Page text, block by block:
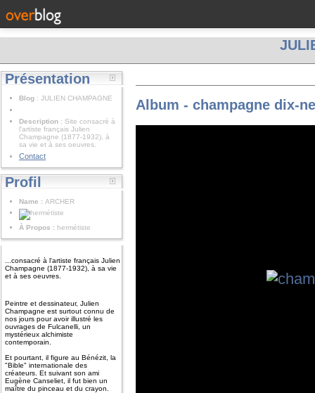
Présentation
Blog : JULIEN CHAMPAGNE
Description : Site consacré à
l'artiste français Julien
Champagne (1877-1932), à
sa vie et à ses oeuvres.
Contact
Profil
Name : ARCHER
À Propos : hermétiste
...consacré à l'artiste français Julien
Champagne (1877-1932), à sa vie
et à ses oeuvres.
Peintre et dessinateur, Julien
Champagne est surtout connu de
nos jours pour avoir illustré les
ouvrages de Fulcanelli, un
mystérieux alchimiste
contemporain.
Et pourtant, il figure au Bénézit, la
"Bible" internationale des
créateurs. Et suivant son ami
Eugène Canseliet, il fut bien un
maître du pinceau et du crayon.
Album - champagne dix-